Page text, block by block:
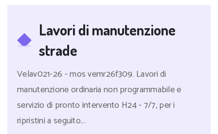
Lavori di manutenzione
strade
Velav021-26 - mos vemr26f309. Lavori di
manutenzione ordinaria non programmabile e
servizio di pronto intervento H24 - 7/7, per i
ripristini a seguito...